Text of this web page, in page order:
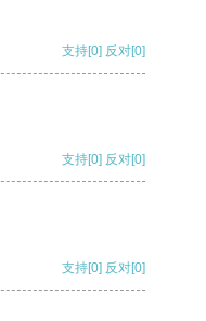
支持[0] 反对[0]
支持[0] 反对[0]
支持[0] 反对[0]